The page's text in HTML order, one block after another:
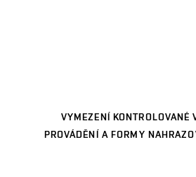
VYMEZENÍ
PROVÁDĚNÍ A FORMY